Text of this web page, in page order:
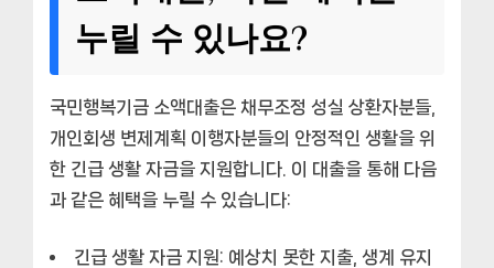
누릴 수 있나요?
국민행복기금 소액대출은 채무조정 성실 상환자분들,
개인회생 변제계획 이행자분들의 안정적인 생활을 위
한 긴급 생활 자금을 지원합니다. 이 대출을 통해 다음
과 같은 혜택을 누릴 수 있습니다:
긴급 생활 자금 지원: 예상치 못한 지출, 생계 유지